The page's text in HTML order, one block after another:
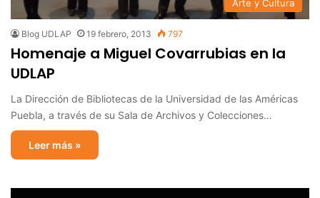
Arte y Cultura
Blog UDLAP 19 febrero, 2013 797
Homenaje a Miguel Covarrubias en la
UDLAP
La Dirección de Bibliotecas de la Universidad de las Américas
Puebla, a través de su Sala de Archivos y Colecciones…
Leer más »